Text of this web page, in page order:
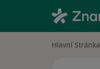
Hlavní Stránka